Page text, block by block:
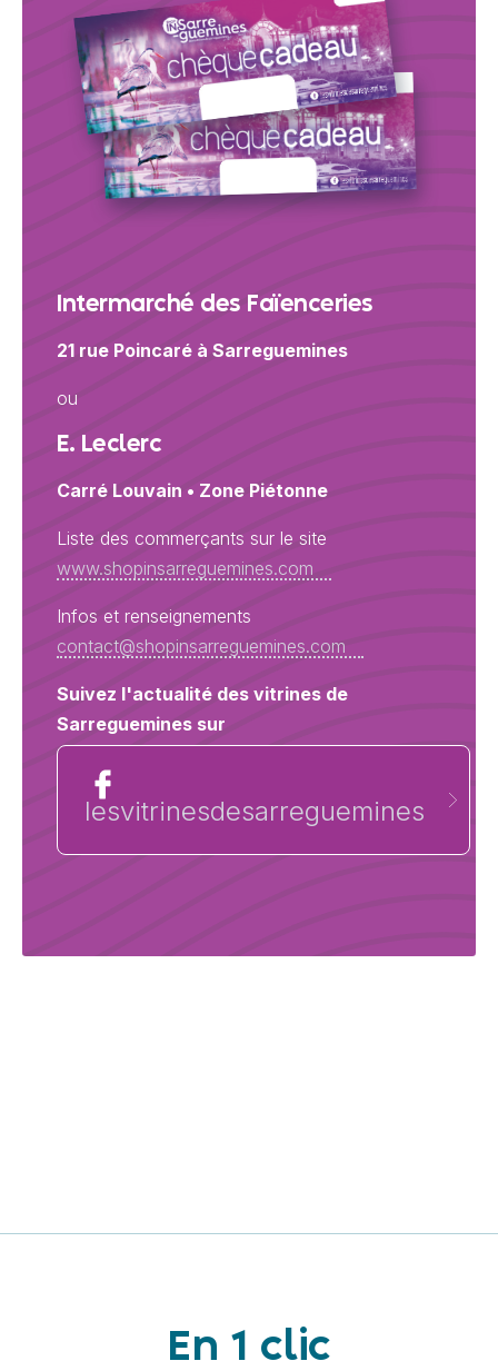
Intermarché des Faïenceries
21 rue Poincaré à Sarreguemines
ou
E. Leclerc
Carré Louvain • Zone Piétonne
Liste des commerçants sur le site
www.shopinsarreguemines.com
Infos et renseignements
contact@shopinsarreguemines.com
Suivez l'actualité des vitrines de
Sarreguemines sur
lesvitrinesdesarreguemines
En 1 clic